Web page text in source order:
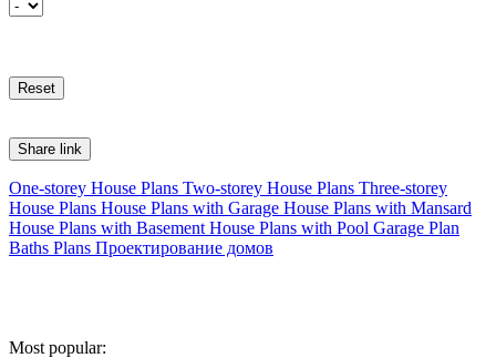
Share link
One-storey House Plans Two-storey House Plans Three-storey
House Plans House Plans with Garage House Plans with Mansard
House Plans with Basement House Plans with Pool Garage Plan
Baths Plans Проектирование домов
Most popular: